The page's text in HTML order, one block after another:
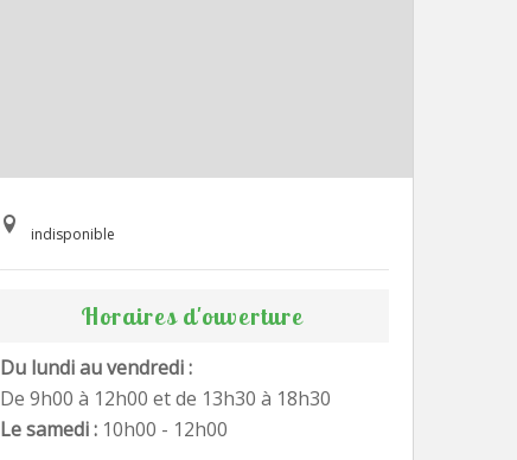
indisponible
Horaires d'ouverture
Du lundi au vendredi :
De 9h00 à 12h00 et de 13h30 à 18h30
Le samedi : 10h00 - 12h00